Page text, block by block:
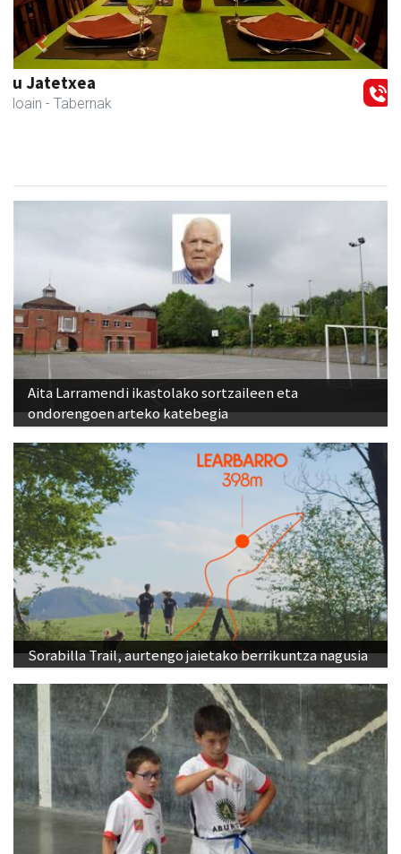
Ormaki urdaitegia
Andoain - Urdaitegiak
Previous Next
Aita Larramendi ikastolako sortzaileen eta
ondorengoen arteko katebegia
Sorabilla Trail, aurtengo jaietako berrikuntza nagusia